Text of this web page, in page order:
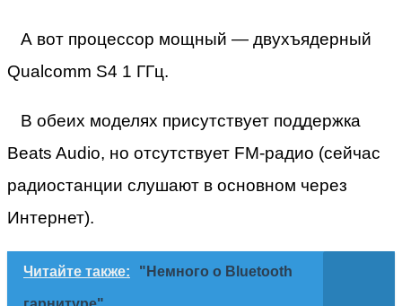
А вот процессор мощный — двухъядерный
Qualcomm S4 1 ГГц.
В обеих моделях присутствует поддержка
Beats Audio, но отсутствует FM-радио (сейчас
радиостанции слушают в основном через
Интернет).
Читайте также: "Немного о Bluetooth